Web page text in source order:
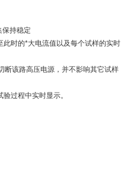
保持稳定
时的*大电流值以及每个试样的实时
断该路高压电源，并不影响其它试样
过程中实时显示。